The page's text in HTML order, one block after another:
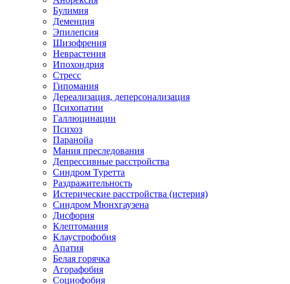
Булимия
Деменция
Эпилепсия
Шизофрения
Неврастения
Ипохондрия
Стресс
Гипомания
Дереализация, деперсонализация
Психопатии
Галлюцинации
Психоз
Паранойа
Мания преследования
Депрессивные расстройства
Синдром Туретта
Раздражительность
Истерические расстройства (истерия)
Синдром Мюнхгаузена
Дисфория
Клептомания
Клаустрофобия
Апатия
Белая горячка
Агорафобия
Социофобия